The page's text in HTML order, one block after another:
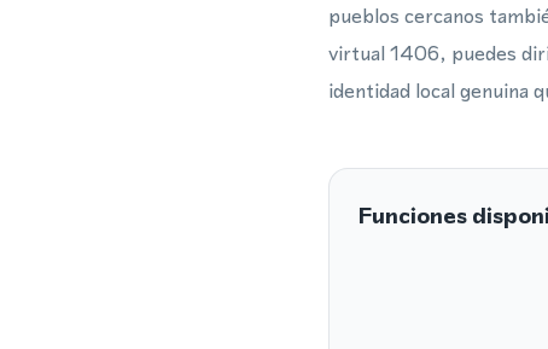
pueblos cercanos
virtual 1406, puedes
identidad local genuina
Funciones